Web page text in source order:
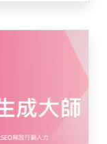
即能生成標